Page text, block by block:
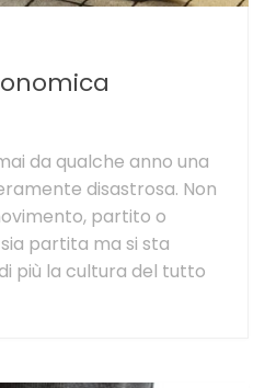
da qualche anno una
disastrosa. Non
partito o
partita ma si sta
più la cultura del tutto